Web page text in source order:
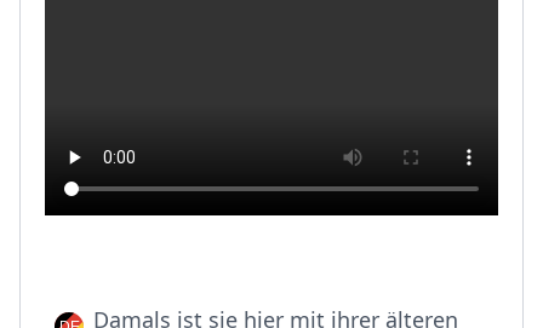
Damals ist sie hier mit ihrer älteren